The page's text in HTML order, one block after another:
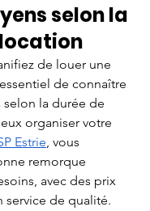
selon la
de louer une
de connaître
selon la durée de
organiser votre
Estrie , vous
remorque
avec des prix
de qualité.